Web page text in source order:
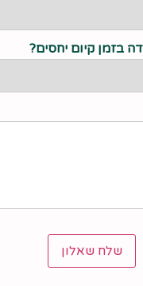
בזמן קיום יחסים?
שלח שאלון